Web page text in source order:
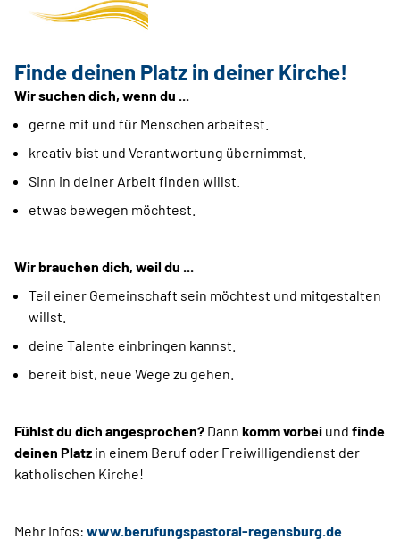
Finde deinen Platz in deiner Kirche!
Wir suchen dich, wenn du ...
gerne mit und für Menschen arbeitest.
kreativ bist und Verantwortung übernimmst.
Sinn in deiner Arbeit finden willst.
etwas bewegen möchtest.
Wir brauchen dich, weil du ...
Teil einer Gemeinschaft sein möchtest und mitgestalten
willst.
deine Talente einbringen kannst.
bereit bist, neue Wege zu gehen.
Fühlst du dich angesprochen? Dann komm vorbei und finde
deinen Platz in einem Beruf oder Freiwilligendienst der
katholischen Kirche!
Mehr Infos: www.berufungspastoral-regensburg.de